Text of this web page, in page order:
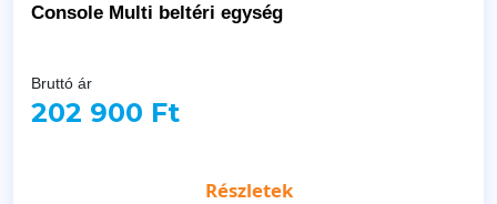
Console Multi beltéri egység
Bruttó ár
202 900 Ft
Részletek